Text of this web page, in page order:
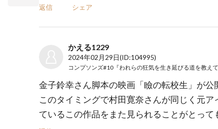
返信 シェア
かえる1229
2024年02月29日(ID:104995)
金子鈴幸さん脚本の映画「瞼の転校生」が公
このタイミングで村田寛奈さんが同じく元ア
ているこの作品をまた見られることがとって